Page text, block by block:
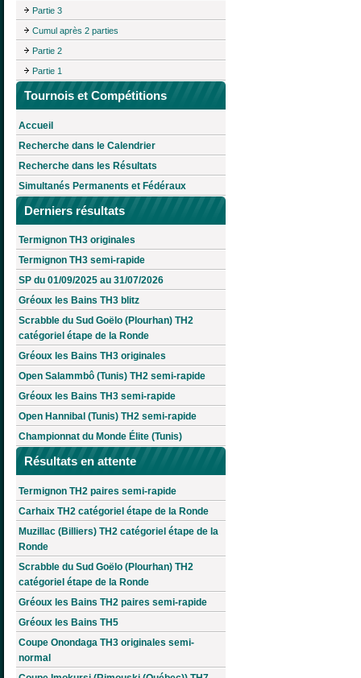
Partie 3
Cumul après 2 parties
Partie 2
Partie 1
Tournois et Compétitions
Accueil
Recherche dans le Calendrier
Recherche dans les Résultats
Simultanés Permanents et Fédéraux
Derniers résultats
Termignon TH3 originales
Termignon TH3 semi-rapide
SP du 01/09/2025 au 31/07/2026
Gréoux les Bains TH3 blitz
Scrabble du Sud Goëlo (Plourhan) TH2
catégoriel étape de la Ronde
Gréoux les Bains TH3 originales
Open Salammbô (Tunis) TH2 semi-rapide
Gréoux les Bains TH3 semi-rapide
Open Hannibal (Tunis) TH2 semi-rapide
Championnat du Monde Élite (Tunis)
Résultats en attente
Termignon TH2 paires semi-rapide
Carhaix TH2 catégoriel étape de la Ronde
Muzillac (Billiers) TH2 catégoriel étape de la
Ronde
Scrabble du Sud Goëlo (Plourhan) TH2
catégoriel étape de la Ronde
Gréoux les Bains TH2 paires semi-rapide
Gréoux les Bains TH5
Coupe Onondaga TH3 originales semi-
normal